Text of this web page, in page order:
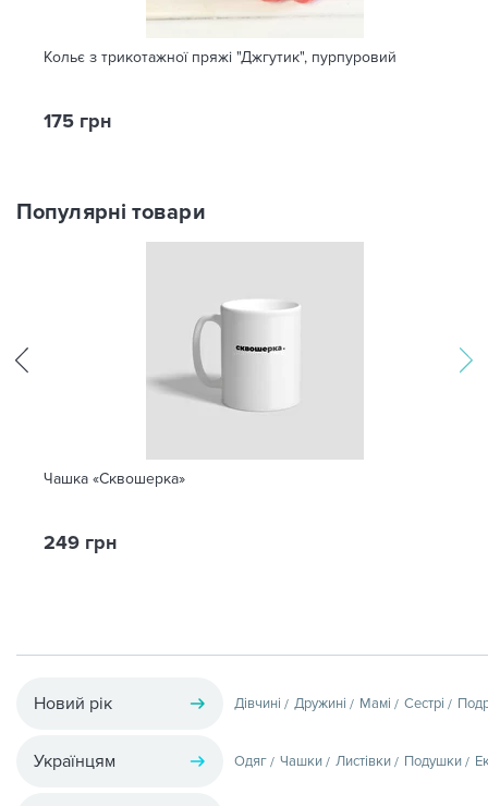
Кольє з трикотажної пряжі "Джгутик", пурпуровий
175 грн
Популярні товари
Чашка «Сквошерка»
249 грн
Новий рік Дівчині Дружині Мамі Сестрі
Українцям Одяг Чашки Листівки Подушки